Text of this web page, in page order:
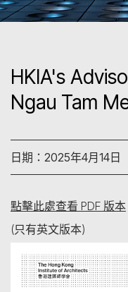
HKIA's
Ngau Tam
日期：2025年4月14日
點擊此處查看 PDF 版本
(只有英文版本)